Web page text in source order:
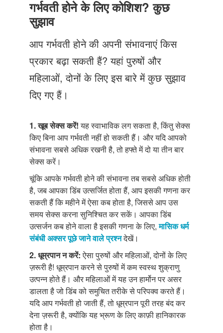
Just Poocho
गर्भवती होने के लिए कोशिश? कुछ
सुझाव
आप गर्भवती होने की अपनी संभावनाएं किस
प्रकार बढ़ा सकती हैं? यहां पुरुषों और
महिलाओं, दोनों के लिए इस बारे में कुछ सुझाव
दिए गए हैं।
1. खूब सेक्स करें!यह स्वाभाविक लग सकता है, किंतु सेक्स
किए बिना आप गर्भवती नहीं हो सकती हैं। और यदि आपको
संभावना सबसे अधिक रखनी है, तो हफ्ते में दो या तीन बार
सेक्स करें।
चूंकि आपके गर्भवती होने की संभावना तब सबसे अधिक होती
है, जब आपका डिंब उत्सर्जित होता हैं, आप इसकी गणना कर
सकती हैं कि महीने में ऐसा कब होता है, जिससे आप उस
समय सेक्स करना सुनिश्चित कर सकें। आपका डिंब
उत्सर्जन कब होने वाला है इसकी गणना के लिए,मासिक धर्म
संबंधी अक्सर पूछे जाने वाले प्रश्नदेखें।
2. धूम्रपान न करें:ऐसा पुरुषों और महिलाओं, दोनों के लिए
ज़रूरी है! धूम्रपान करने से पुरुषों में कम स्वस्थ शुक्राणु
उत्पन्न होते हैं। और महिलाओं में यह उन हार्मोन पर असर
डालता है जो डिंब को समुचित तरीके से परिपक्व करते हैं।
यदि आप गर्भवती हो जाती हैं, तो धूम्रपान पूरी तरह बंद कर
देना ज़रूरी है, क्योंकि यह भ्रूण के लिए काफ़ी हानिकारक
होता है।